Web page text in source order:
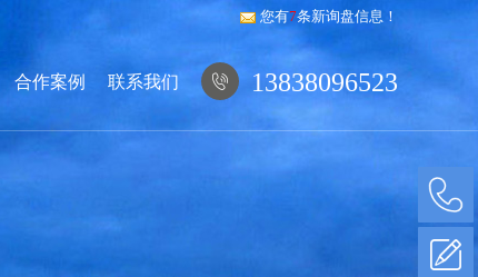
您有7条新询盘信息！
合作案例 联系我们  13838096523